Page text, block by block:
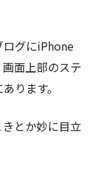
ログにiPhone
面上部のステ
ります。
とか妙に目立